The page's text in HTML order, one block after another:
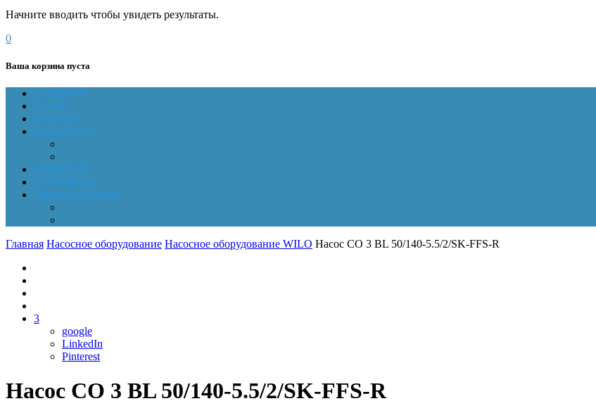
Начните вводить чтобы увидеть результаты.
0
Ваша корзина пуста
ГЛАВНАЯ
О НАС
Магазин
Документы
НОВОСТИ
КОНТАКТЫ
Личный кабинет
Главная Насосное оборудование Насосное оборудование WILO Насос CO 3 BL 50/140-5.5/2/SK-FFS-R
3
google
LinkedIn
Pinterest
Насос CO 3 BL 50/140-5.5/2/SK-FFS-R